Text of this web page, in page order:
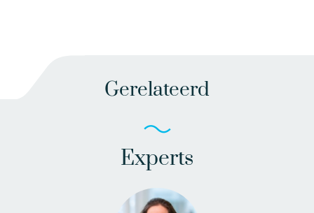
Gerelateerd
Experts